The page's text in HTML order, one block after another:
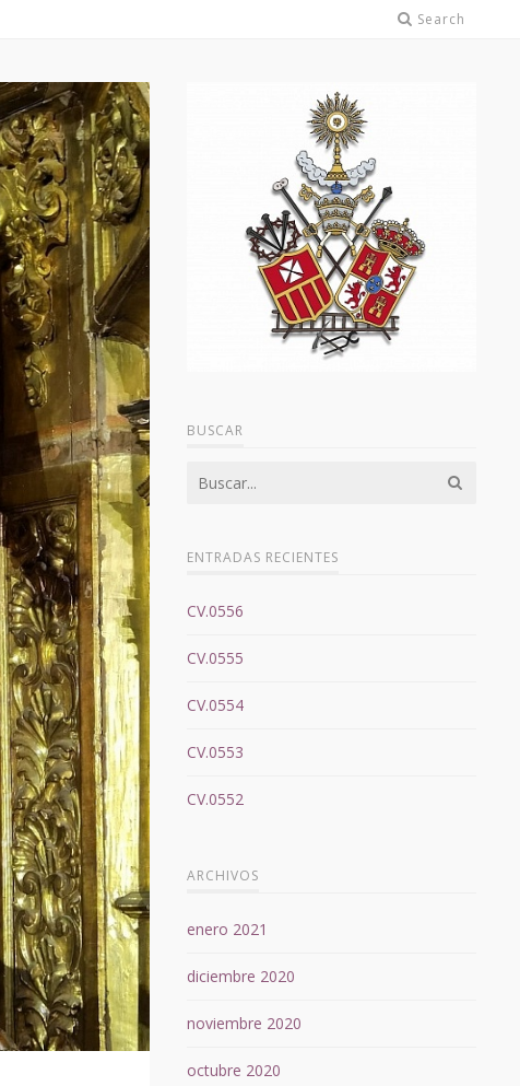
Search
BUSCAR
ENTRADAS RECIENTES
CV.0556
CV.0555
CV.0554
CV.0553
CV.0552
ARCHIVOS
enero 2021
diciembre 2020
noviembre 2020
octubre 2020